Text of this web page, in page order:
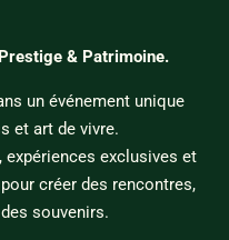
& Patrimoine.
un événement unique
et art de vivre.
exclusives et
créer des rencontres,
souvenirs.